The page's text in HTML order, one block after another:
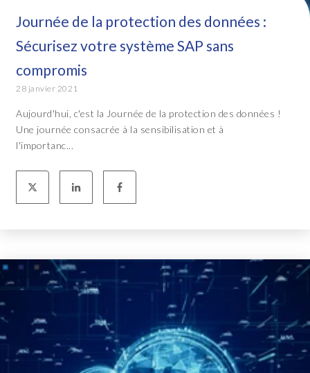
Journée de la protection des données :
Sécurisez votre système SAP sans
compromis
28 janvier 2021
Aujourd'hui, c'est la Journée de la protection des données !
Une journée consacrée à la sensibilisation et à
l'importanc...